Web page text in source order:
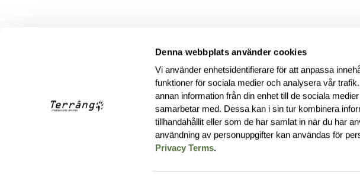
Denna webbplats använder cookies
Vi använder enhetsidentifierare för att anpassa
funktioner för sociala medier och analysera vår
annan information från din enhet till de sociala
samarbetar med. Dessa kan i sin tur kombinera
tillhandahållit eller som de har samlat in när du har
användning av personuppgifter kan användas för
Privacy Terms.